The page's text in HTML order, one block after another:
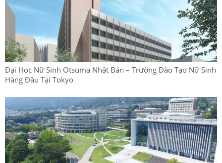
Đại Học Nữ Sinh Otsuma Nhật Bản – Trường Đào Tạo Nữ Sinh
Hàng Đầu Tại Tokyo